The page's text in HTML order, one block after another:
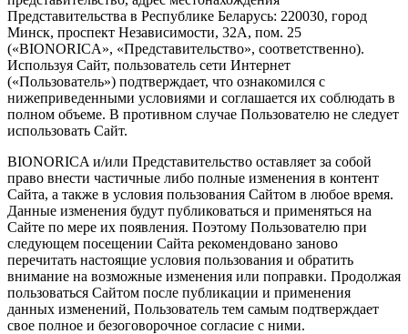
Представительства в Республике Беларусь: 220030, город
Минск, проспект Независимости, 32А, пом. 25
(«BIONORICA», «Представительство», соответственно).
Используя Cайт, пользователь сети Интернет
(«Пользователь») подтверждает, что ознакомился с
нижеприведенными условиями и соглашается их соблюдать в
полном объеме. В противном случае Пользователю не следует
использовать Сайт.
BIONORICA и/или Представительство оставляет за собой
право внести частичные либо полные изменения в контент
Сайта, а также в условия пользования Сайтом в любое время.
Данные изменения будут публиковаться и применяться на
Сайте по мере их появления. Поэтому Пользователю при
следующем посещении Сайта рекомендовано заново
перечитать настоящие условия пользования и обратить
внимание на возможные изменения или поправки. Продолжая
пользоваться Сайтом после публикации и применения
данных изменений, Пользователь тем самым подтверждает
свое полное и безоговорочное согласие с ними.